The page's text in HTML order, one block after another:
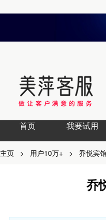
首页 我要试用
主页 > 用户10万+ > 乔悦宾
乔